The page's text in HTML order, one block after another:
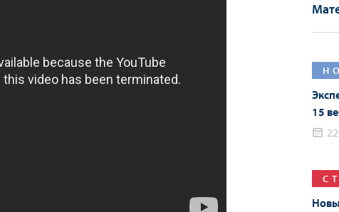
15
2022